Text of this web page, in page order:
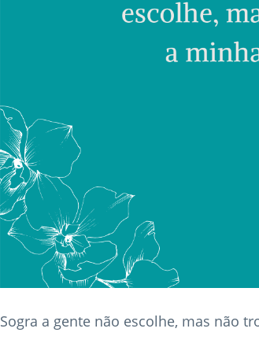
Sogra a gente não escolhe, mas não